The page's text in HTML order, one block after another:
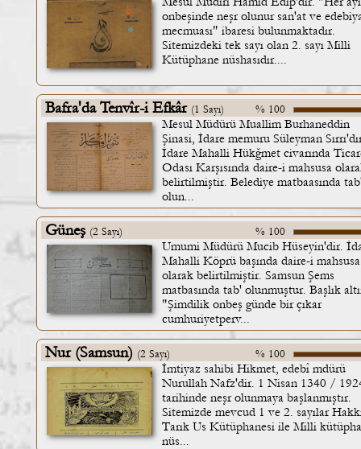
onbeşinde neşr olunur san'at ve
mecmuası" ibaresi bulunmaktadır.
Sitemizdeki tek sayı olan 2. sayı Milli
Kütüphane nüshasıdır....
Bafra'da Tenvîr-i Efkâr (1 Sayı) % 100
Mesul Müdürü Muallim Burhaneddin
Şinasi, İdare memuru Süleyman
İdare Mahalli Hükğmet civarında
Odası Karşısında daire-i mahsusa
belirtilmiştir. Belediye matbaasında
olun...
Güneş (2 Sayı) % 100
Umumi Müdürü Mucib Hüseyin'dir.
Mahalli Köprü başında daire-i mahsusa
olarak belirtilmiştir. Samsun Şems
matbasında tab' olunmuştur. Başlık
"Şimdilik onbeş günde bir çıkar
cumhuriyetperv...
Nur (Samsun) (2 Sayı) % 100
İmtiyaz sahibi Hikmet, edebî mdürü
Nurullah Nafz'dir. 1 Nisan 1340 /
tarihinde neşr olunmaya başlanmıştır.
Sitemizde mevcud 1 ve 2. sayılar
Tarık Us Kütüphanesi ile Milli
nüs...